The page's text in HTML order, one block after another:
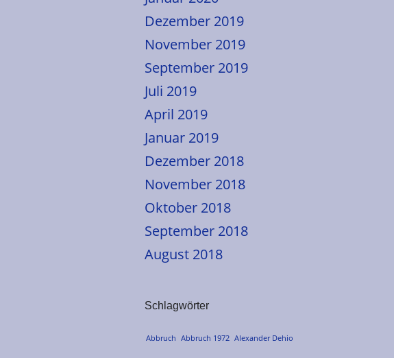
Dezember 2019
November 2019
September 2019
Juli 2019
April 2019
Januar 2019
Dezember 2018
November 2018
Oktober 2018
September 2018
August 2018
Schlagwörter
Abbruch Abbruch 1972 Alexander Dehio